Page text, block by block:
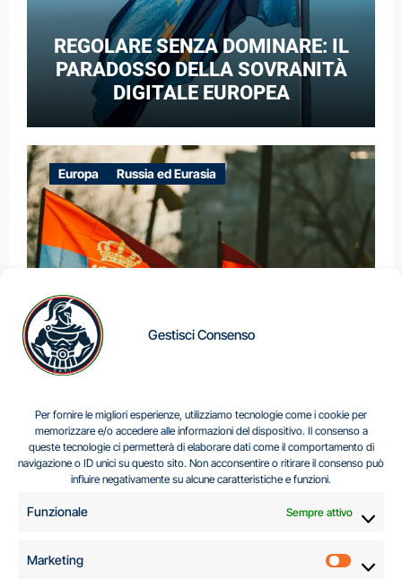
Gestisci Consenso
Per fornire le migliori esperienze, utilizziamo tecnologie come i cookie per
memorizzare e/o accedere alle informazioni del dispositivo. Il consenso a
queste tecnologie ci permetterà di elaborare dati come il comportamento di
navigazione o ID unici su questo sito. Non acconsentire o ritirare il consenso può
influire negativamente su alcune caratteristiche e funzioni.
Funzionale Sempre attivo
Marketing
REGOLARE SENZA DOMINARE: IL
PARADOSSO DELLA SOVRANITÀ
DIGITALE EUROPEA
Europa Russia ed Eurasia
Centro Analisi e Studi Italus © Tutti i diritti riservati